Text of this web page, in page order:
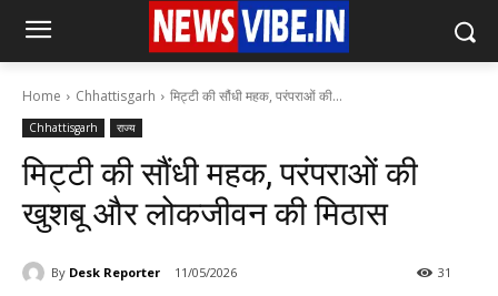
Home Chhattisgarh मिट्टी की सौंधी महक, परंपराओं की...
Chhattisgarh राज्य
मिट्टी की सौंधी महक, परंपराओं की
खुशबू और लोकजीवन की मिठास
By Desk Reporter 11/05/2026 31